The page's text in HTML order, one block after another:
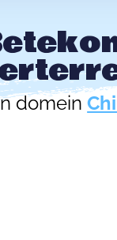
domein